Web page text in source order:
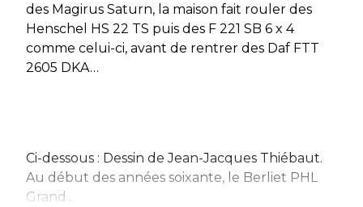
des Magirus Saturn, la maison fait rouler des
Henschel HS 22 TS puis des F 221 SB 6 x 4
comme celui-ci, avant de rentrer des Daf FTT
2605 DKA…
Ci-dessous : Dessin de Jean-Jacques Thiébaut.
Au début des années soixante, le Berliet PHL
Grand...